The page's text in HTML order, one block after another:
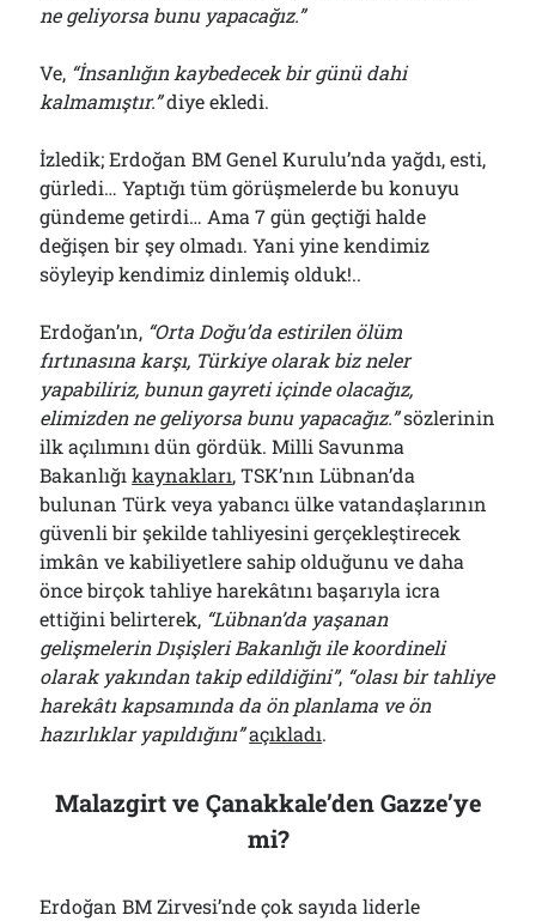
ne geliyorsa bunu yapacağız.”
Ve, “İnsanlığın kaybedecek bir günü dahi
kalmamıştır.”diye ekledi.
İzledik; Erdoğan BM Genel Kurulu’nda yağdı, esti,
gürledi… Yaptığı tüm görüşmelerde bu konuyu
gündeme getirdi… Ama 7 gün geçtiği halde
değişen bir şey olmadı. Yani yine kendimiz
söyleyip kendimiz dinlemiş olduk!..
Erdoğan’ın, “Orta Doğu’da estirilen ölüm
fırtınasına karşı, Türkiye olarak biz neler
yapabiliriz, bunun gayreti içinde olacağız,
elimizden ne geliyorsa bunu yapacağız.”sözlerinin
ilk açılımını dün gördük. Milli Savunma
Bakanlığıkaynakları, TSK’nın Lübnan’da
bulunan Türk veya yabancı ülke vatandaşlarının
güvenli bir şekilde tahliyesini gerçekleştirecek
imkân ve kabiliyetlere sahip olduğunu ve daha
önce birçok tahliye harekâtını başarıyla icra
ettiğini belirterek, “Lübnan’da yaşanan
gelişmelerin Dışişleri Bakanlığı ile koordineli
olarak yakından takip edildiğini”, “olası bir tahliye
harekâtı kapsamında da ön planlama ve ön
hazırlıklar yapıldığını”açıkladı.
Malazgirt ve Çanakkale’den Gazze’ye
mi?
Erdoğan BM Zirvesi’nde çok sayıda liderle